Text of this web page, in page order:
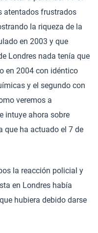
atentados frustrados
la riqueza de la
en 2003 y que
Londres nada tenía que
en 2004 con idéntico
y el segundo con
veremos a
intuye ahora sobre
que ha actuado el 7 de
la reacción policial y
en Londres había
hubiera debido darse